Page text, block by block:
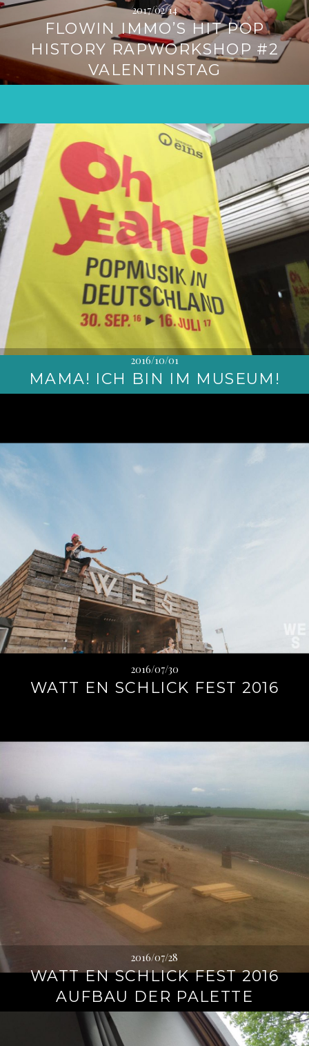
2017/02/14
FLOWIN IMMO’S HIT POP
HISTORY RAPWORKSHOP #2
VALENTINSTAG
2016/10/01
MAMA! ICH BIN IM MUSEUM!
2016/07/30
WATT EN SCHLICK FEST 2016
2016/07/28
WATT EN SCHLICK FEST 2016
AUFBAU DER PALETTE